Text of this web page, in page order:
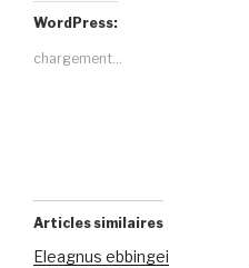
WordPress:
chargement…
Articles similaires
Eleagnus ebbingei